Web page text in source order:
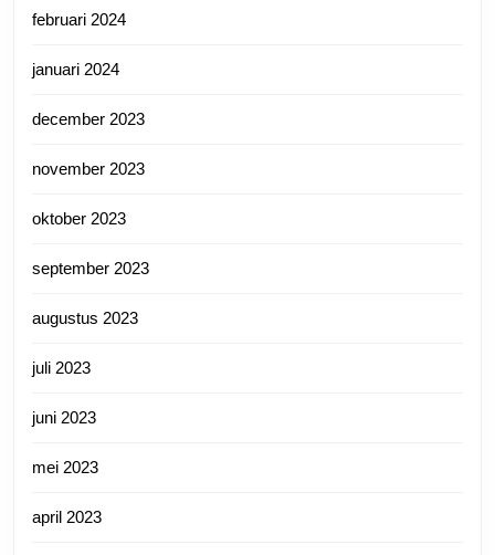
februari 2024
januari 2024
december 2023
november 2023
oktober 2023
september 2023
augustus 2023
juli 2023
juni 2023
mei 2023
april 2023